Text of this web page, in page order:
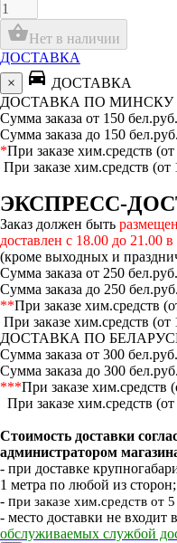
shopping_basketНет в наличии
ДОСТАВКА
×
directions_car ДОСТАВКА
ДОСТАВКА ПО МИНСКУ
Сумма заказа от 150
Сумма заказа до 150
*При заказе хим.средств
При заказе хим.средств
ЭКСПРЕСС-
Заказ должен быть
доставлен с 18.00 до 21.00 в
(кроме выходных и
Сумма заказа от 250
Сумма заказа до 250
**При заказе хим.средств
При заказе хим.средств
ДОСТАВКА ПО
Сумма заказа от 300
Сумма заказа до 300
***При заказе хим.средств
При заказе хим.средств
Стоимость доставки
администратором
- при доставке
1 метра по любой из сторон;
- при заказе хим.средств от 5
- место доставки не входит в
обслуживаемых службой